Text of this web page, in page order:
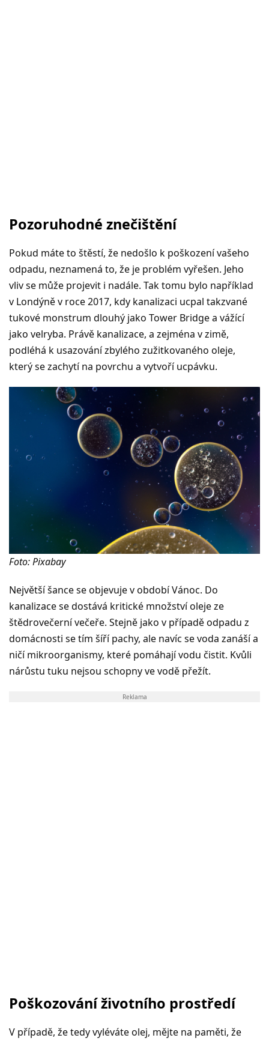
Pozoruhodné znečištění
Pokud máte to štěstí, že nedošlo k poškození vašeho
odpadu, neznamená to, že je problém vyřešen. Jeho
vliv se může projevit i nadále. Tak tomu bylo například
v Londýně v roce 2017, kdy kanalizaci ucpal takzvané
tukové monstrum dlouhý jako Tower Bridge a vážící
jako velryba. Právě kanalizace, a zejména v zimě,
podléhá k usazování zbylého zužitkovaného oleje,
který se zachytí na povrchu a vytvoří ucpávku.
Foto: Pixabay
Největší šance se objevuje v období Vánoc. Do
kanalizace se dostává kritické množství oleje ze
štědrovečerní večeře. Stejně jako v případě odpadu z
domácnosti se tím šíří pachy, ale navíc se voda zanáší a
ničí mikroorganismy, které pomáhají vodu čistit. Kvůli
nárůstu tuku nejsou schopny ve vodě přežít.
Reklama
Poškozování životního prostředí
V případě, že tedy vyléváte olej, mějte na paměti, že